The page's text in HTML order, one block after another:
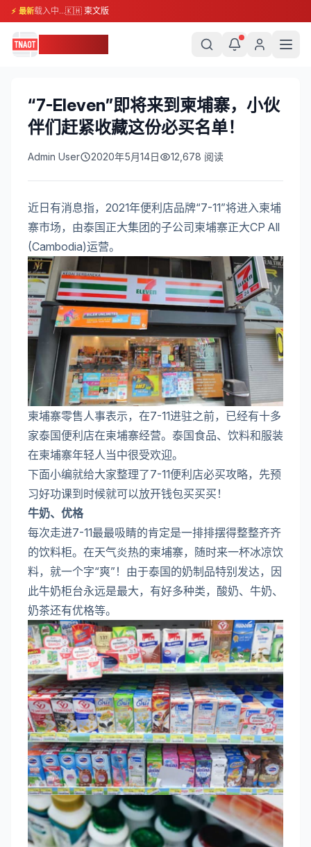
⚡ 最新载入中...🇰🇭 柬文版
“7-Eleven”即将来到柬埔寨，小伙
伴们赶紧收藏这份必买名单！
Admin User 2020年5月14日 12,678 阅读
近日有消息指，2021年便利店品牌“7-11”将进入柬埔
寨市场，由泰国正大集团的子公司柬埔寨正大CP All
(Cambodia)运营。
柬埔寨零售人事表示，在7-11进驻之前，已经有十多
家泰国便利店在柬埔寨经营。泰国食品、饮料和服装
在柬埔寨年轻人当中很受欢迎。
下面小编就给大家整理了7-11便利店必买攻略，先预
习好功课到时候就可以放开钱包买买买！
牛奶、优格
每次走进7-11最最吸睛的肯定是一排排摆得整整齐齐
的饮料柜。在天气炎热的柬埔寨，随时来一杯冰凉饮
料，就一个字“爽”！由于泰国的奶制品特别发达，因
此牛奶柜台永远是最大，有好多种类，酸奶、牛奶、
奶茶还有优格等。